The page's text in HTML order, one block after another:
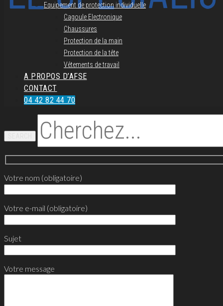
Equipement de protection individuelle
Cagoule Electronique
Chaussures
Protection de la main
Protection de la tête
Vêtements de travail
A PROPOS D’AFSE
CONTACT
04 42 82 44 70
Votre nom (obligatoire)
Votre e-mail (obligatoire)
Sujet
Votre message